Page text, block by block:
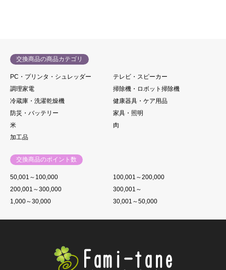
交換商品の商品カテゴリ
PC・プリンタ・シュレッダー
テレビ・スピーカー
調理家電
掃除機・ロボット掃除機
冷蔵庫・洗濯乾燥機
健康器具・ケア用品
防災・バッテリー
家具・照明
米
肉
加工品
交換商品のポイント数
50,001～100,000
100,001～200,000
200,001～300,000
300,001～
1,000～30,000
30,001～50,000